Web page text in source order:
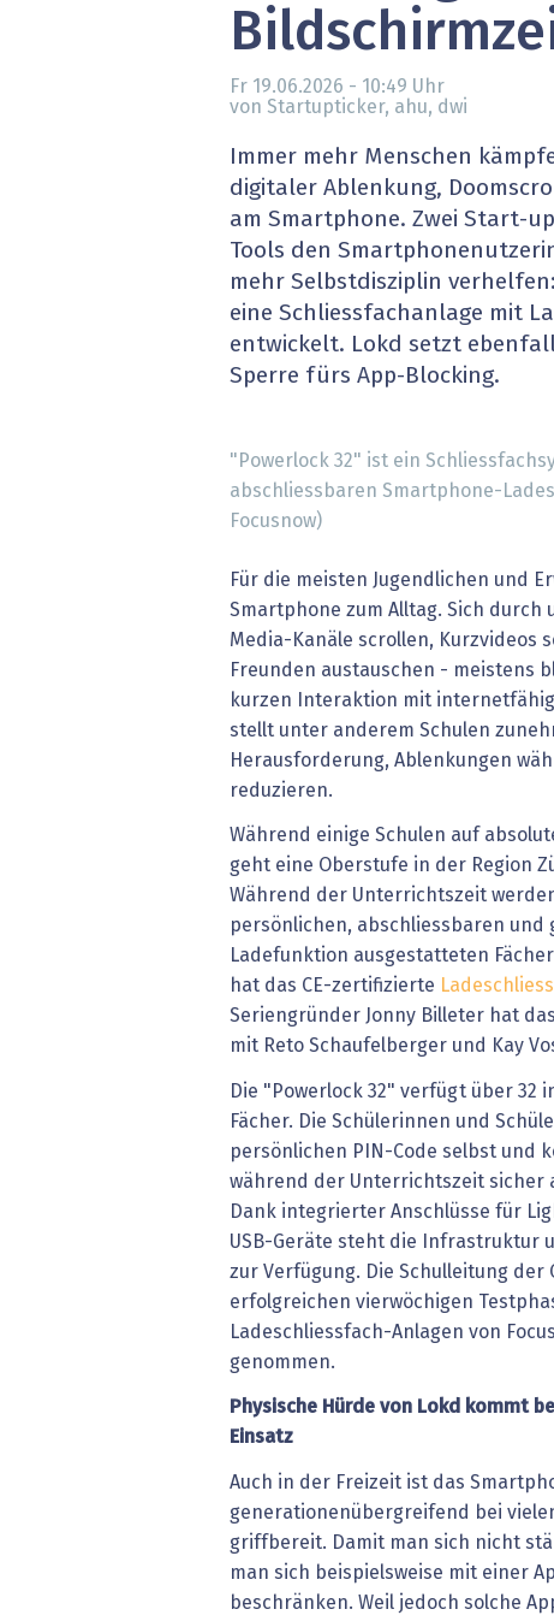
» alle News
EU-
XaaS,
Digital
» alle
Fr 19.06.2026 - 10:49 Uhr
von Startupticker, ahu, dwi
Immer mehr Menschen
digitaler Ablenkung,
am Smartphone. Zwei Start-
Tools den
mehr Selbstdisziplin
eine Schliessfachanlage mit
entwickelt. Lokd setzt
Sperre fürs App-Blocking.
"Powerlock 32" ist ein
abschliessbaren Smartphone-
Focusnow)
Für die meisten Jugendlichen und
Smartphone zum Alltag. Sich durch
Media-Kanäle scrollen, Kurzvideos
Freunden austauschen - meistens
kurzen Interaktion mit
stellt unter anderem Schulen
Herausforderung, Ablenkungen
reduzieren.
Während einige Schulen auf
geht eine Oberstufe in der Region
Während der Unterrichtszeit
persönlichen, abschliessbaren und
Ladefunktion ausgestatteten
hat das CE-zertifizierte
Seriengründer Jonny Billeter hat
mit Reto Schaufelberger und Kay
Die "Powerlock 32" verfügt über 32
Fächer. Die Schülerinnen und
persönlichen PIN-Code selbst und
während der Unterrichtszeit sicher
Dank integrierter Anschlüsse für
USB-Geräte steht die Infrastruktur
zur Verfügung. Die Schulleitung
erfolgreichen vierwöchigen
Ladeschliessfach-Anlagen von
genommen.
Physische Hürde von Lokd kommt
Einsatz
Auch in der Freizeit ist das
generationenübergreifend bei
griffbereit. Damit man sich nicht
man sich beispielsweise mit einer
beschränken. Weil jedoch solche